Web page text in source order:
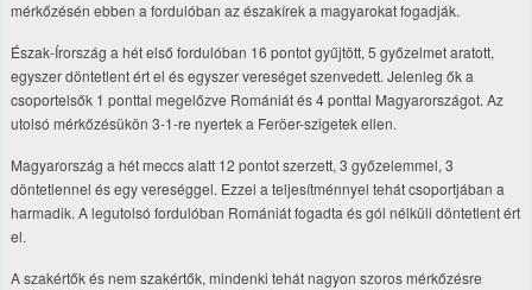
mérkőzésén ebben a fordulóban az északírek a magyarokat fogadják.
Észak-Írország a hét első fordulóban 16 pontot gyűjtött, 5 győzelmet aratott,
egyszer döntetlent ért el és egyszer vereséget szenvedett. Jelenleg ők a
csoportelsők 1 ponttal megelőzve Romániát és 4 ponttal Magyarországot. Az
utolsó mérkőzésükön 3-1-re nyertek a Feröer-szigetek ellen.
Magyarország a hét meccs alatt 12 pontot szerzett, 3 győzelemmel, 3
döntetlennel és egy vereséggel. Ezzel a teljesítménnyel tehát csoportjában a
harmadik. A legutolsó fordulóban Romániát fogadta és gól nélküli döntetlent ért
el.
A szakértők és nem szakértők, mindenki tehát nagyon szoros mérkőzésre